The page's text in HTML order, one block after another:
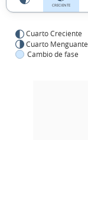
CRECIENTE
Cuarto Creciente
Cuarto Menguante
Cambio de fase